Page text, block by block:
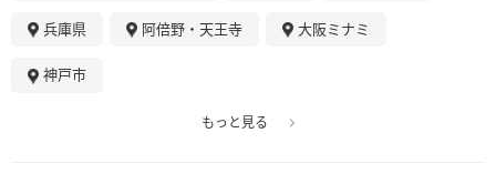
兵庫県 阿倍野・天王寺 大阪ミナミ
神戸市
もっと見る